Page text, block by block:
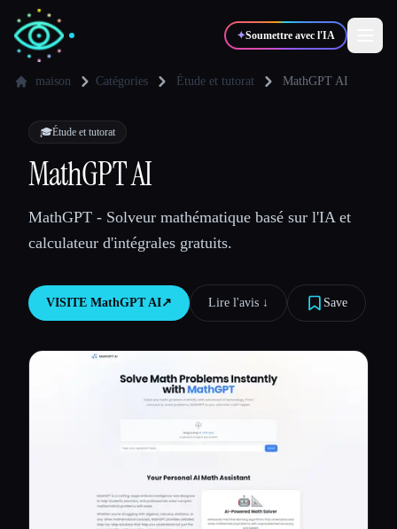
✦Soumettre avec l'IA
✍️Auteurs
💻
🎓Étudiants 🎬
Comparer les outils
maison Catégories Étude et tutorat MathGPT AI
🎓Étude et tutorat
MathGPT AI
MathGPT - Solveur mathématique basé sur l'IA et
calculateur d'intégrales gratuits.
VISITE MathGPT AI↗︎ Lire l'avis ↓︎ Save